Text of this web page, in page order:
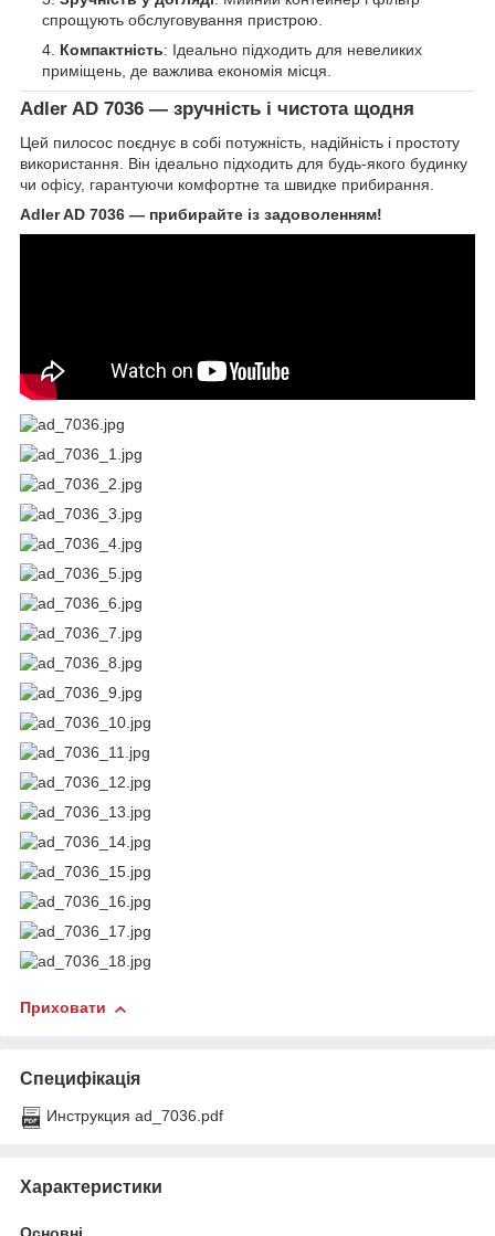
спрощують обслуговування пристрою.
Компактність: Ідеально підходить для невеликих
приміщень, де важлива економія місця.
Adler AD 7036 — зручність і чистота щодня
Цей пилосос поєднує в собі потужність, надійність і простоту
використання. Він ідеально підходить для будь-якого будинку
чи офісу, гарантуючи комфортне та швидке прибирання.
Adler AD 7036 — прибирайте із задоволенням!
Приховати
Специфікація
Инструкция ad_7036.pdf
Характеристики